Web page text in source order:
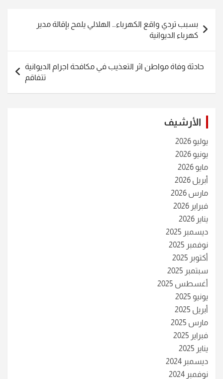
المقالات
بسبب تردي واقع الكهرباء… الهلالي يلمح بإقالة مدير
كهرباء الديوانية
حادثة وفاة مواطن اثر التعذيب في مكافحة اجرام الديوانية
تتفاقم
الأرشيف
يوليو 2026
يونيو 2026
مايو 2026
أبريل 2026
مارس 2026
فبراير 2026
يناير 2026
ديسمبر 2025
نوفمبر 2025
أكتوبر 2025
سبتمبر 2025
أغسطس 2025
يونيو 2025
أبريل 2025
مارس 2025
فبراير 2025
يناير 2025
ديسمبر 2024
نوفمبر 2024